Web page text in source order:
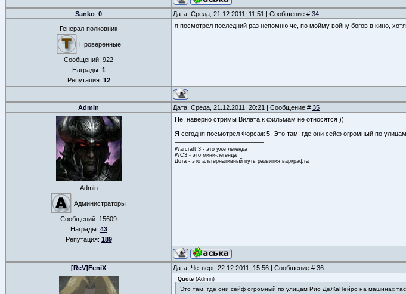
Sanko_0 Дата: Среда, 21.12.2011, 11:51 | Сообщение # 34
Генерал-полковник
Проверенные
Сообщений: 922
Награды: 1
Репутация: 12
я посмотрел последний раз непомню че, по мойму войну богов в кино,
Admin Дата: Среда, 21.12.2011, 20:21 | Сообщение # 35
Admin
Администраторы
Сообщений: 15609
Награды: 43
Репутация: 189
Не, наверно стримы Вилата к фильмам не относятся ))
Я сегодня посмотрел Форсаж 5. Это там, где они сейф огромный по
Warcraft 3 - это уже легенда
WC3 - это мини-легенда
Дота - это альтернативный путь развития варкрафта
[ReV]FeniX Дата: Четверг, 22.12.2011, 15:56 | Сообщение # 36
Quote (Admin)
Это там, где они сейф огромный по улицам Рио ДеЖаНейро на машинах